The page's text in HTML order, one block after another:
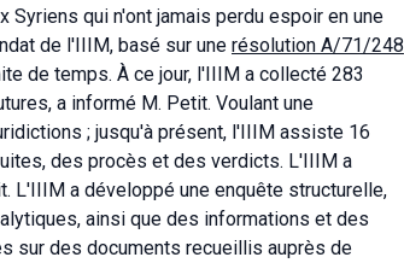
qui n'ont jamais perdu espoir en une
de l'IIIM, basé sur une résolution A/71/248
de temps. À ce jour, l'IIIM a collecté 283
a informé M. Petit. Voulant une
; jusqu'à présent, l'IIIM assiste 16
des procès et des verdicts. L'IIIM a
L'IIIM a développé une enquête structurelle,
ainsi que des informations et des
sur des documents recueillis auprès de